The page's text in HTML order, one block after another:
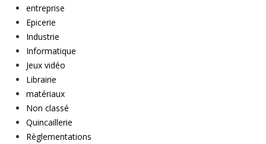
entreprise
Epicerie
Industrie
Informatique
Jeux vidéo
Librairie
matériaux
Non classé
Quincaillerie
Règlementations